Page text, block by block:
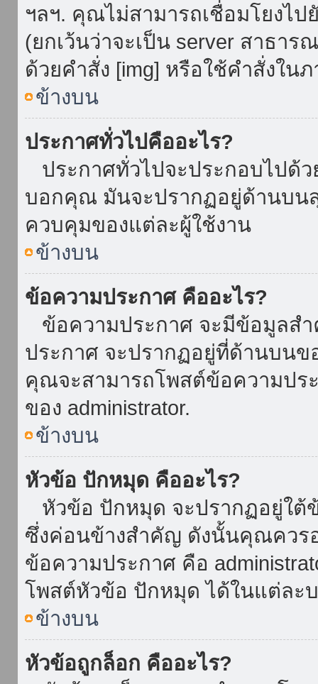
ฯลฯ. คุณไม่สามารถเชื่อมโยงไ
(ยกเว้นว่าจะเป็น server สาธาร
ด้วยคำสั่ง [img] หรือใช้คำสั่งใ
ข้างบน
ประกาศทั่วไปคืออะไร?
ประกาศทั่วไปจะประกอบไปด้
บอกคุณ มันจะปรากฏอยู่ด้านบน
ควบคุมของแต่ละผู้ใช้งาน
ข้างบน
ข้อความประกาศ คืออะไร?
ข้อความประกาศ จะมีข้อมูลส
ประกาศ จะปรากฏอยู่ที่ด้านบนข
คุณจะสามารถโพสต์ข้อความป
ของ administrator.
ข้างบน
หัวข้อ ปักหมุด คืออะไร?
หัวข้อ ปักหมุด จะปรากฏอยู่ใต้
ซึ่งค่อนข้างสำคัญ ดังนั้นคุณควร
ข้อความประกาศ คือ
โพสต์หัวข้อ ปักหมุด ได้ในแต่ละ
ข้างบน
หัวข้อถูกล็อก คืออะไร?